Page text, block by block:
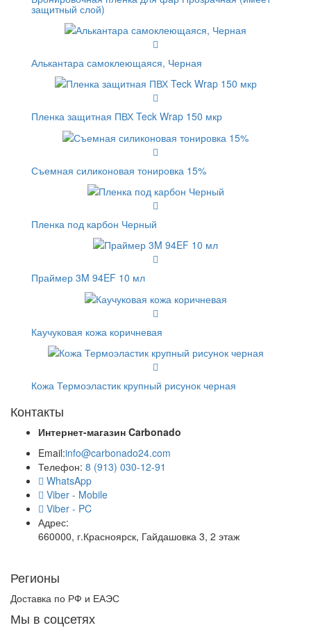
защитный слой)
Алькантара самоклеющаяся, Черная
Пленка защитная ПВХ Teck Wrap 150 мкр
Съемная силиконовая тонировка 15%
Пленка под карбон Черный
Праймер 3M 94EF 10 мл
Каучуковая кожа коричневая
Кожа Термоэластик крупный рисунок черная
Контакты
Интернет-магазин Carbonado
Email:info@carbonado24.com
Телефон: 8 (913) 030-12-91
WhatsApp
Viber - Mobile
Viber - PC
Адрес:
660000, г.Красноярск, Гайдашовка 3, 2 этаж
Регионы
Доставка по РФ и ЕАЭС
Мы в соцсетях